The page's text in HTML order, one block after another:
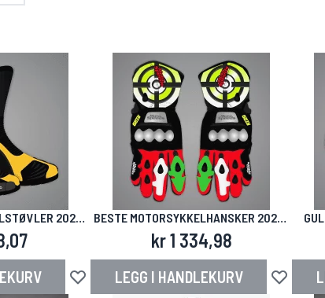
2024-
IANNONE
Legg til i ønskeliste
BESTE MOTORSYKKELHANSKER 2024-
2025 SBK ANDREA IANNONE
kr 1 334,98
LEGG I HANDLEKURV Legg til i